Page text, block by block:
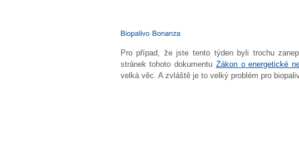
Pro případ, že jste tento týden byli trochu
stránek tohoto dokumentu Zákon o energetické
velká věc. A zvláště je to velký problém pro